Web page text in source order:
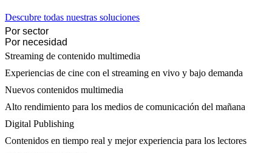
Descubre todas nuestras soluciones
Por sector
Por necesidad
Streaming de contenido multimedia
Experiencias de cine con el streaming en vivo y bajo demanda
Nuevos contenidos multimedia
Alto rendimiento para los medios de comunicación del mañana
Digital Publishing
Contenidos en tiempo real y mejor experiencia para los lectores